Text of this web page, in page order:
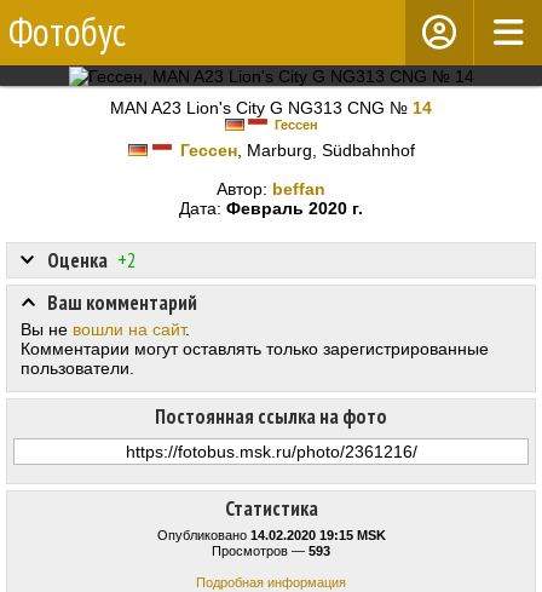
Фотобус
MAN A23 Lion's City G NG313 CNG № 14
Гессен
Гессен, Marburg, Südbahnhof
Автор: beffan
Дата: Февраль 2020 г.
Статистика
Опубликовано 14.02.2020 19:15 MSK
Просмотров — 593
Подробная информация
Оценка +2
Постоянная ссылка на фото
Ваш комментарий
Вы не вошли на сайт.
Комментарии могут оставлять только зарегистрированные
пользователи.